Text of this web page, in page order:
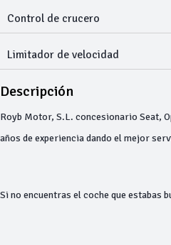
Control de crucero
Limitador de velocidad
Descripción
Royb Motor, S.L. concesionario Seat,
años de experiencia dando el mejor
Si no encuentras el coche que estabas